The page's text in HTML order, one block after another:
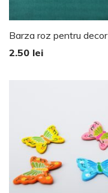
Barza roz pentru decor
2.50 lei